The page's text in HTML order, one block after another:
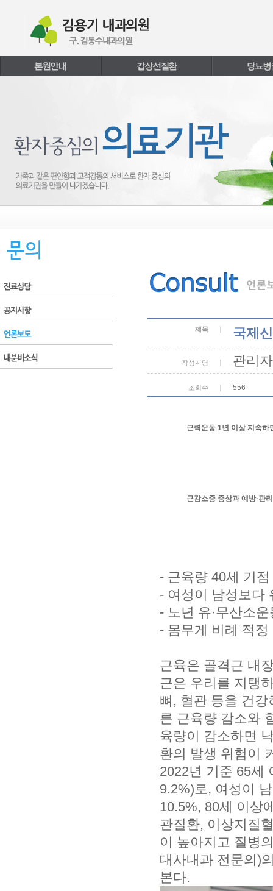
제목 국제
작성자명 관리자
조회수 556
근력운동 1년 이상 지속하
근감소증 증상과 예방·관
- 근육량 40세 기
- 여성이 남성보다
- 노년 유·무산소
- 몸무게 비례 적
근육은 골격근 내
근은 우리를 지탱
뼈, 혈관 등을 건
른 근육량 감소와
육량이 감소하면
환의 발생 위험이
2022년 기준 65세
9.2%)로, 여성이
10.5%, 80세 이상
관질환, 이상지질
이 높아지고 질병
대사내과 전문의)
본다.